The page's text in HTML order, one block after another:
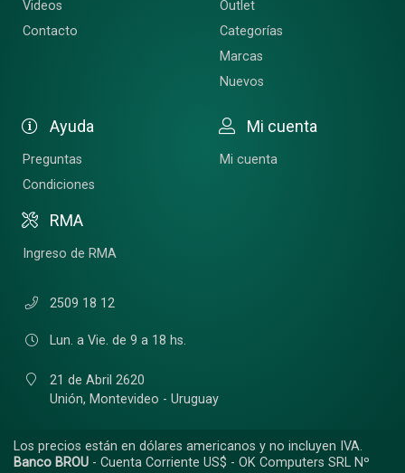
Videos
Contacto
Outlet
Categorías
Marcas
Nuevos
Ayuda
Preguntas
Condiciones
RMA
Ingreso de RMA
Mi cuenta
Mi cuenta
2509 18 12
Lun. a Vie. de 9 a 18 hs.
21 de Abril 2620
Unión, Montevideo - Uruguay
Los precios están en dólares americanos y no incluyen IVA.
Banco BROU - Cuenta Corriente US$ - OK Computers SRL Nº